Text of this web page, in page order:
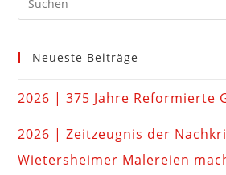
Neueste Beiträge
2026 | 375 Jahre Reformierte
2026 | Zeitzeugnis der
Wietersheimer Malereien